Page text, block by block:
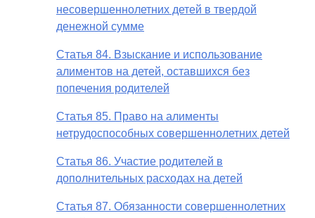
несовершеннолетних детей в твердой
денежной сумме
Статья 84. Взыскание и использование
алиментов на детей, оставшихся без
попечения родителей
Статья 85. Право на алименты
нетрудоспособных совершеннолетних детей
Статья 86. Участие родителей в
дополнительных расходах на детей
Статья 87. Обязанности совершеннолетних